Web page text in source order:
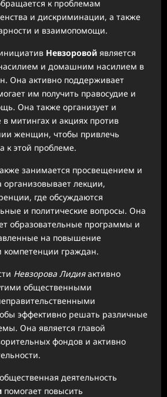
к проблемам
и дискриминации, а также
и взаимопомощи.
Невзоровой является
и домашним насилием в
Она активно поддерживает
им получить правосудие и
Она также организует и
митингах и акциях против
женщин, чтобы привлечь
к этой проблеме.
занимается просвещением и
лекции,
где обсуждаются
и политические вопросы. Она
образовательные программы и
на повышение
компетенции граждан.
Невзорова Лидияактивно
общественными
эффективно решать различные
Она является главой
фондов и активно
деятельность
помогает повысить